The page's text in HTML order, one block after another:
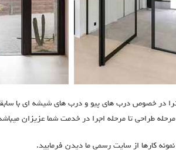
در خصوص درب های پیو و درب های شیشه ای با
مرحله طراحی تا مرحله اجرا در خدمت شما عزیزان
کارها از سایت رسمی ما دیدن فرمایید.